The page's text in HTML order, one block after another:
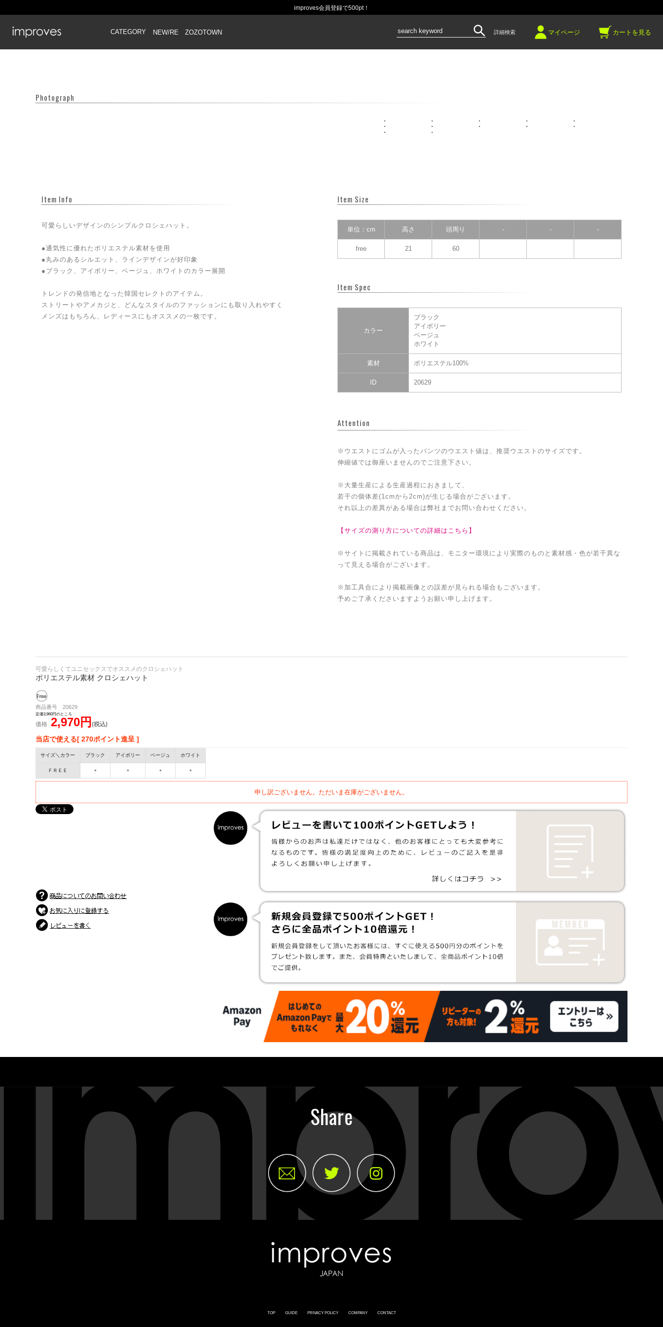
improves会員登録で500pt！
CATEGORY NEW/RE ZOZOTOWN 詳細検索 マイページ カートを見る
Photograph
Item Info
可愛らしいデザインのシンプルクロシェハット。
●通気性に優れたポリエステル素材を使用
●丸みのあるシルエット、ラインデザインが好印象
●ブラック、アイボリー、ベージュ、ホワイトのカラー展開
トレンドの発信地となった韓国セレクトのアイテム。
ストリートやアメカジと、どんなスタイルのファッションにも取り入れやすく
メンズはもちろん、レディースにもオススメの一枚です。
Item Size
単位：cm 高さ 頭周り - - -
free 21 60
Item Spec
カラー
ブラック
アイボリー
ベージュ
ホワイト
素材 ポリエステル100%
ID 20629
Attention
※ウエストにゴムが入ったパンツのウエスト値は、推奨ウエストのサイズです。
伸縮値では御座いませんのでご注意下さい。
※大量生産による生産過程におきまして、
若干の個体差(1cmから2cm)が生じる場合がございます。
それ以上の差異がある場合は弊社までお問い合わせください。
【サイズの測り方についての詳細はこちら】
※サイトに掲載されている商品は、モニター環境により実際のものと素材感・色が若干異な
って見える場合がございます。
※加工具合により掲載画像との誤差が見られる場合もございます。
予めご了承くださいますようお願い申し上げます。
可愛らしくてユニセックスでオススメのクロシェハット
ポリエステル素材 クロシェハット
商品番号 20629
定価3,960円のところ
価格 2,970円 (税込)
当店で使える[ 270ポイント進呈 ]
サイズ＼カラー ブラック アイボリー ベージュ ホワイト
ＦＲＥＥ × × × ×
申し訳ございません。ただいま在庫がございません。
Share
TOP GUIDE PRIVACY POLICY COMPANY CONTACT